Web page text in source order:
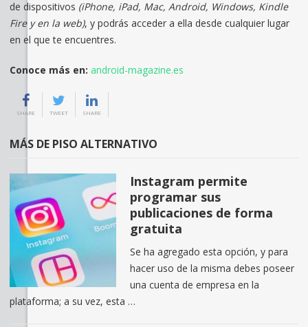
de dispositivos (iPhone, iPad, Mac, Android, Windows, Kindle
Fire y en la web), y podrás acceder a ella desde cualquier lugar
en el que te encuentres.
Conoce más en: android-magazine.es
SHARE TWEET SHARE
MÁS DE PISO ALTERNATIVO
Instagram permite
programar sus
publicaciones de forma
gratuita
Se ha agregado esta opción, y para
hacer uso de la misma debes poseer
una cuenta de empresa en la
plataforma; a su vez, esta …